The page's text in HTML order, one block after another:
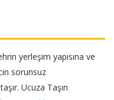
yerleşim yapısına ve
sorunsuz
Ucuza Taşın